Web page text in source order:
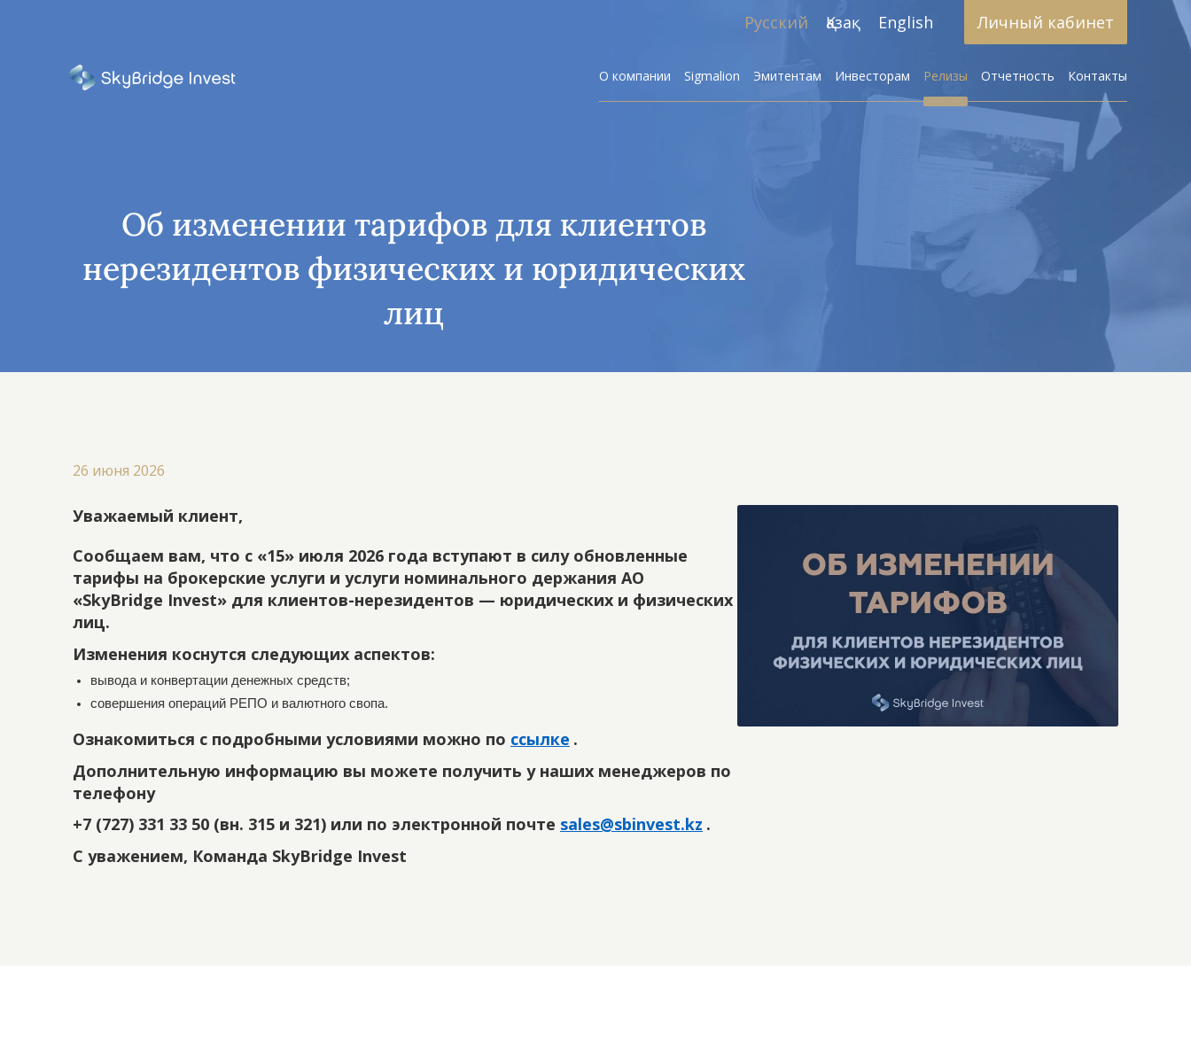
Русский Қазақ English Личный кабинет
О компании Sigmalion Эмитентам Инвесторам Релизы Отчетность Контакты
Об изменении тарифов для клиентов
нерезидентов физических и юридических
лиц
26 июня 2026
Уважаемый клиент,
Сообщаем вам, что с «15» июля 2026 года вступают в силу обновленные
тарифы на брокерские услуги и услуги номинального держания АО
«SkyBridge Invest» для клиентов-нерезидентов — юридических и физических
лиц.
Изменения коснутся следующих аспектов:
вывода и конвертации денежных средств;
совершения операций РЕПО и валютного свопа.
Ознакомиться с подробными условиями можно по ссылке .
Дополнительную информацию вы можете получить у наших менеджеров по
телефону
+7 (727) 331 33 50 (вн. 315 и 321) или по электронной почте sales@sbinvest.kz .
С уважением, Команда SkyBridge Invest